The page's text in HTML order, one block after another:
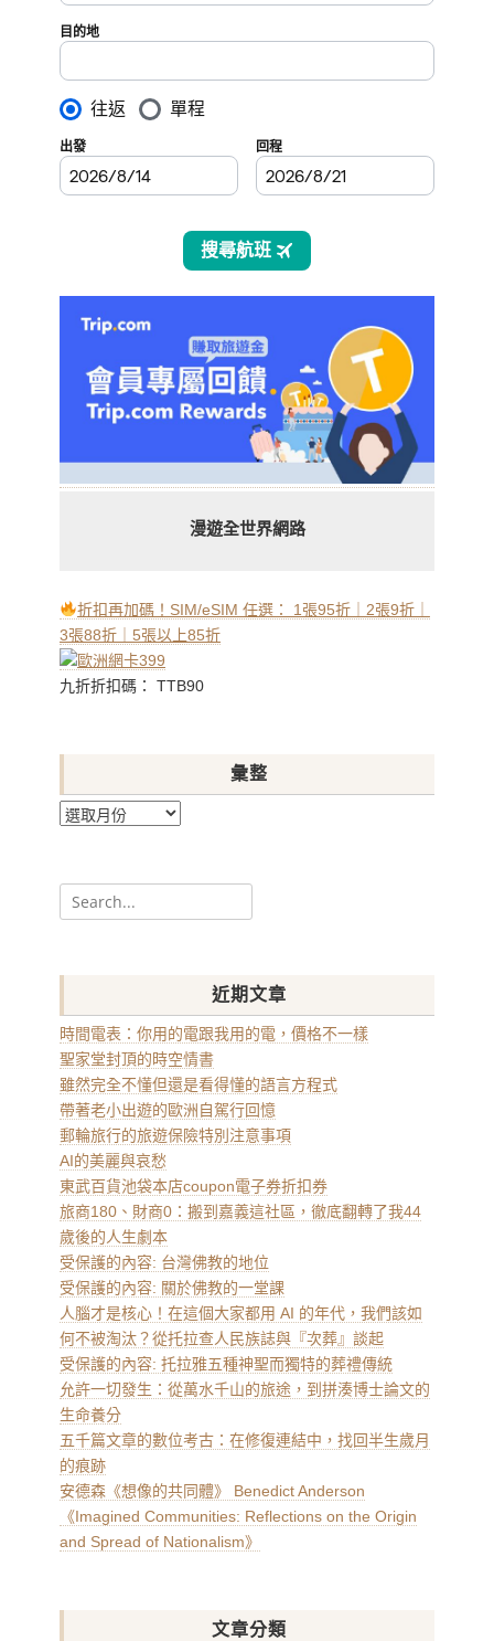
漫遊全世界網路
折扣再加碼！SIM/eSIM 任選： 1張95折｜2張9折｜
3張88折｜5張以上85折
九折折扣碼： TTB90
彙整
彙
Search
for:
近期文章
時間電表：你用的電跟我用的電，價格不一樣
聖家堂封頂的時空情書
雖然完全不懂但還是看得懂的語言方程式
帶著老小出遊的歐洲自駕行回憶
郵輪旅行的旅遊保險特別注意事項
AI的美麗與哀愁
東武百貨池袋本店coupon電子券折扣券
旅商180、財商0：搬到嘉義這社區，徹底翻轉了我44
歲後的人生劇本
受保護的內容: 台灣佛教的地位
受保護的內容: 關於佛教的一堂課
人腦才是核心！在這個大家都用 AI 的年代，我們該如
何不被淘汰？從托拉查人民族誌與『次葬』談起
受保護的內容: 托拉雅五種神聖而獨特的葬禮傳統
允許一切發生：從萬水千山的旅途，到拼湊博士論文的
生命養分
五千篇文章的數位考古：在修復連結中，找回半生歲月
的痕跡
安德森《想像的共同體》 Benedict Anderson
《Imagined Communities: Reflections on the Origin
and Spread of Nationalism》
文章分類